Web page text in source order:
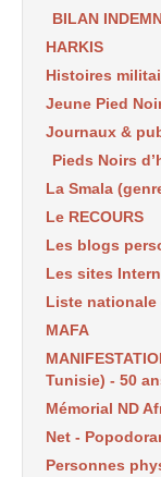
BILAN
HARKIS
Histoires
Jeune Pied
Journaux &
Pieds Noirs
La Smala
Le RECOURS
Les blogs
Les sites
Liste
MAFA
Tunisie) - 50
Mémorial ND
Net -
Personnes